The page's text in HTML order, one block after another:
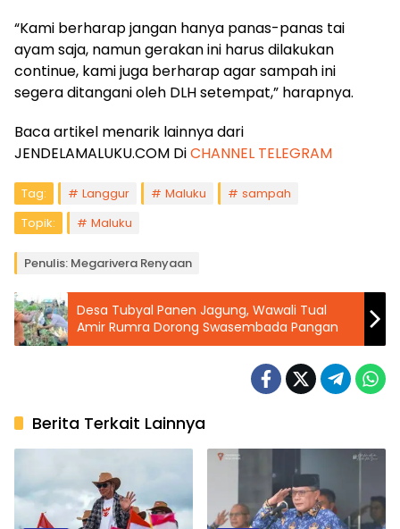
“Kami berharap jangan hanya panas-panas tai
ayam saja, namun gerakan ini harus dilakukan
continue, kami juga berharap agar sampah ini
segera ditangani oleh DLH setempat,” harapnya.
Baca artikel menarik lainnya dari
JENDELAMALUKU.COM DiCHANNEL TELEGRAM
Tag: Langgur Maluku
sampah
Topik:
Maluku
Penulis: Megarivera Renyaan
Desa Tubyal Panen Jagung, Wawali Tual
Amir Rumra Dorong Swasembada Pangan
Berita Terkait Lainnya